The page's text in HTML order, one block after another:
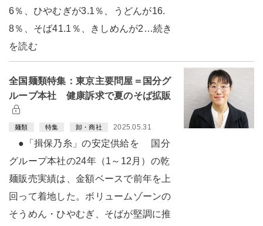
6％、ひやむぎが3.1％、うどんが16.
8％、そば41.1％、きしめんが2…続き
を読む
全国麺類特集：東京主要問屋＝国分グ
ループ本社 健康訴求で夏のそば拡販
麺類 特集 卸・商社 2025.05.31
●「揖保乃糸」の安定供給を 国分
グループ本社の24年（1～12月）の乾
麺販売実績は、金額ベースで前年を上
回って着地した。ボリュームゾーンの
そうめん・ひやむぎ、そばが堅調に推